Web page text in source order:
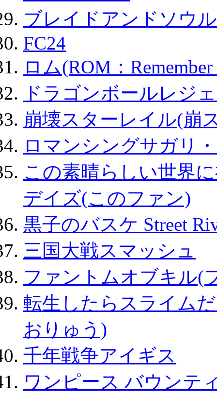
ブレイドアンドソウ
FC24
ロム(ROM：
ドラゴンボールレジ
崩壊スターレイル(崩
ロマンシングサガリ
この素晴らしい世界
デイズ(このファン)
黒子のバスケ Street
三国大戦スマッシュ
ファントムオブキル(
転生したらスライム
おりゅう)
千年戦争アイギス
ワンピース バウンテ